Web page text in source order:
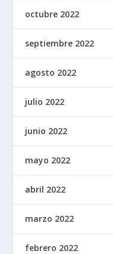
octubre 2022
septiembre 2022
agosto 2022
julio 2022
junio 2022
mayo 2022
abril 2022
marzo 2022
febrero 2022